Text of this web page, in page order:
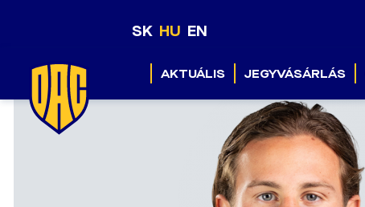
SK HU EN
AKTUÁLIS JEGYVÁSÁRLÁS